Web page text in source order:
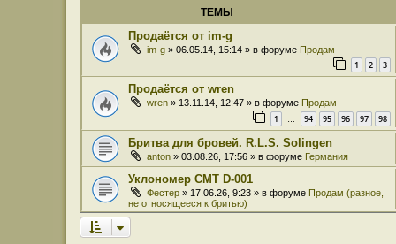
ТЕМЫ
Продаётся от im-g
im-g » 06.05.14, 15:14 » в форуме Продам
1 2 3
Продаётся от wren
wren » 13.11.14, 12:47 » в форуме Продам
1 … 94 95 96 97 98
Бритва для бровей. R.L.S. Solingen
anton » 03.08.26, 17:56 » в форуме Германия
Уклономер СМТ D-001
Фестер » 17.06.26, 9:23 » в форуме Продам (разное,
не относящееся к бритью)